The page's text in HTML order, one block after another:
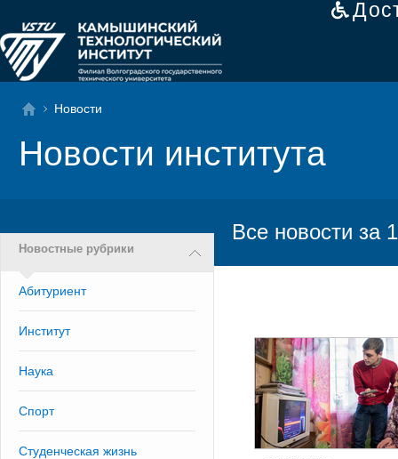
Новости
Новости института
Новостные рубрики
Абитуриент
Институт
Наука
Спорт
Студенческая жизнь
Все новости за